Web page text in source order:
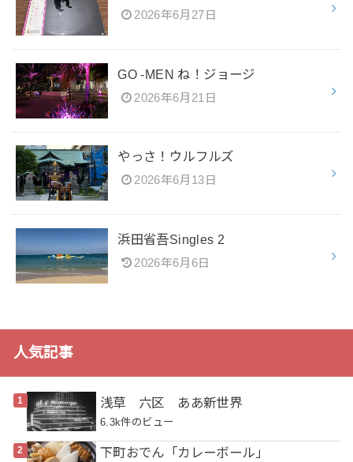
2026年6月27日
GO -MEN ね！ジョージ
2026年6月21日
やっさ！ウルフルズ
2026年6月13日
浜田省吾Singles 2
2026年6月6日
人気記事
浅草 六区 ああ新世界
6.3k件のビュー
下町おでん「カレーボール」